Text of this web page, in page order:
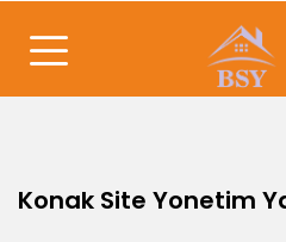
Konak Site Yonetim